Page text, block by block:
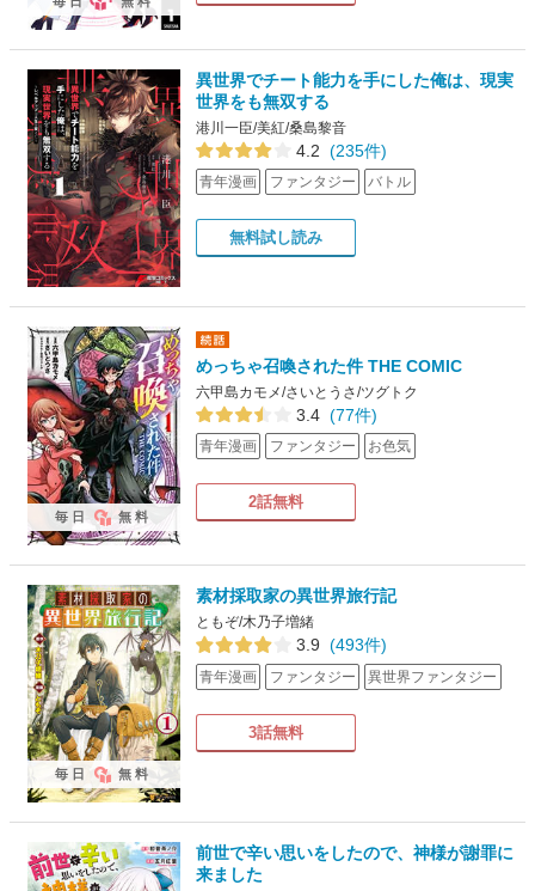
異世界でチート能力を手にした俺は、現実
世界をも無双する
港川一臣/美紅/桑島黎音
4.2 (235件)
青年漫画 ファンタジー バトル
無料試し読み
めっちゃ召喚された件 THE COMIC
六甲島カモメ/さいとうさ/ツグトク
3.4 (77件)
青年漫画 ファンタジー お色気
2話無料
毎日 無料
素材採取家の異世界旅行記
ともぞ/木乃子増緒
3.9 (493件)
青年漫画 ファンタジー 異世界ファンタジー
3話無料
毎日 無料
前世で辛い思いをしたので、神様が謝罪に
来ました